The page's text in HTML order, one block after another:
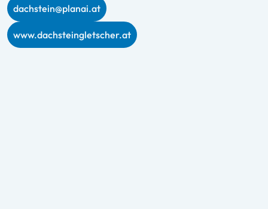
dachstein@planai.at
www.dachsteingletscher.at